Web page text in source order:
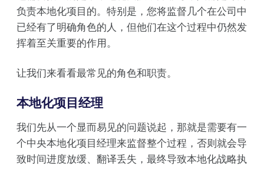
负责本地化项目的。特别是，您将监督几个在公司中
已经有了明确角色的人，但他们在这个过程中仍然发
挥着至关重要的作用。
让我们来看看最常见的角色和职责。
本地化项目经理
我们先从一个显而易见的问题说起，那就是需要有一
个中央本地化项目经理来监督整个过程，否则就会导
致时间进度放缓、翻译丢失，最终导致本地化战略执